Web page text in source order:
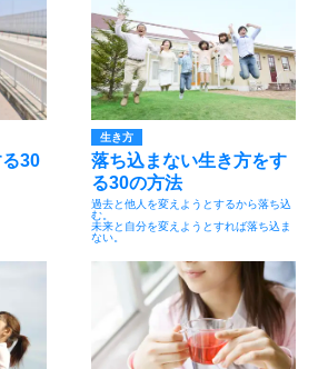
30
生き方
落ち込まない生き方をす
る30の方法
過去と他人を変えようとするから落ち込
む。
未来と自分を変えようとすれば落ち込ま
ない。